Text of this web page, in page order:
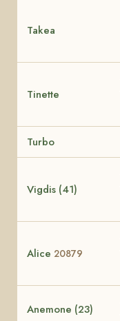
Takea
Tinette
Turbo
Vigdis (41)
Alice 20879
Anemone (23)